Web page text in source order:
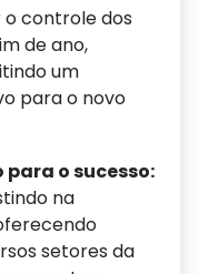
controle dos
de ano,
um
para o novo
para osucesso:
na
setores da